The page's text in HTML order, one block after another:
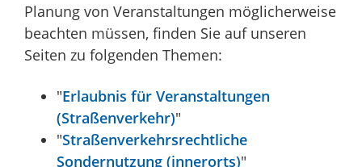
Planung von Veranstaltungen möglicherweise
beachten müssen, finden Sie auf unseren
Seiten zu folgenden Themen:
"Erlaubnis für Veranstaltungen
(Straßenverkehr)"
"Straßenverkehrsrechtliche
Sondernutzung (innerorts)"